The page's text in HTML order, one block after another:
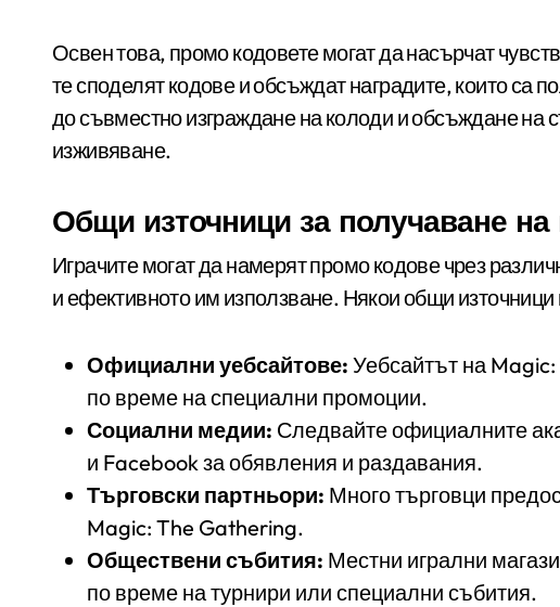
Освен това, промо кодовете могат да насърчат
те споделят кодове и обсъждат наградите, които са
до съвместно изграждане на колоди и обсъждане на
изживяване.
Общи източници за получаване
Играчите могат да намерят промо кодове чрез
и ефективното им използване. Някои общи
Официални уебсайтове: Уебсайтът на
по време на специални промоции.
Социални медии: Следвайте официалните
и Facebook за обявления и раздавания.
Търговски партньори: Много търговци
Magic: The Gathering.
Обществени събития: Местни игрални
по време на турнири или специални събития.